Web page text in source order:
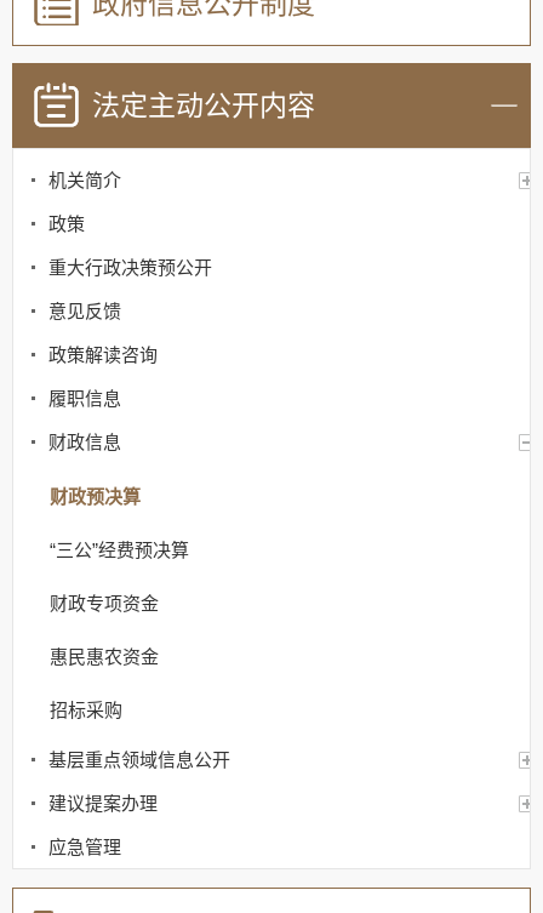
法定主动公开内容
机关简介
政策
重大行政决策预公开
意见反馈
政策解读咨询
履职信息
财政信息
财政预决算
“三公”经费预决算
财政专项资金
惠民惠农资金
招标采购
基层重点领域信息公开
建议提案办理
应急管理
回应关切